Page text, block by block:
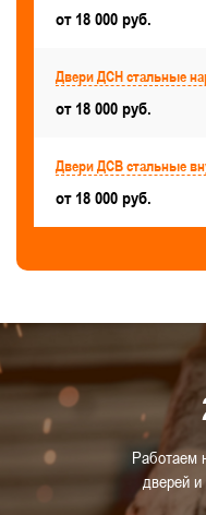
Правые Двери ДСВ
Дизайнерские Для
Для гаража Для
С замком С
Для многоквартирных жилых
Для
от 18 000 руб.
Двери ДСН стальные
от 18 000 руб.
Двери ДСВ стальные
от 18 000 руб.
Работаем
дверей и